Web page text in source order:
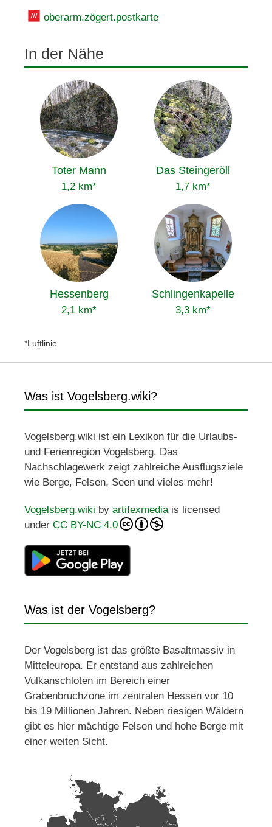
oberarm.zögert.postkarte
In der Nähe
Toter Mann
1,2 km*
Das Steingeröll
1,7 km*
Hessenberg
2,1 km*
Schlingenkapelle
3,3 km*
*Luftlinie
Was ist Vogelsberg.wiki?
Vogelsberg.wiki ist ein Lexikon für die Urlaubs-
und Ferienregion Vogelsberg. Das
Nachschlagewerk zeigt zahlreiche Ausflugsziele
wie Berge, Felsen, Seen und vieles mehr!
Vogelsberg.wiki by artifexmediais licensed
under CC BY-NC 4.0
Was ist der Vogelsberg?
Der Vogelsberg ist das größte Basaltmassiv in
Mitteleuropa. Er entstand aus zahlreichen
Vulkanschloten im Bereich einer
Grabenbruchzone im zentralen Hessen vor 10
bis 19 Millionen Jahren. Neben riesigen Wäldern
gibt es hier mächtige Felsen und hohe Berge mit
einer weiten Sicht.